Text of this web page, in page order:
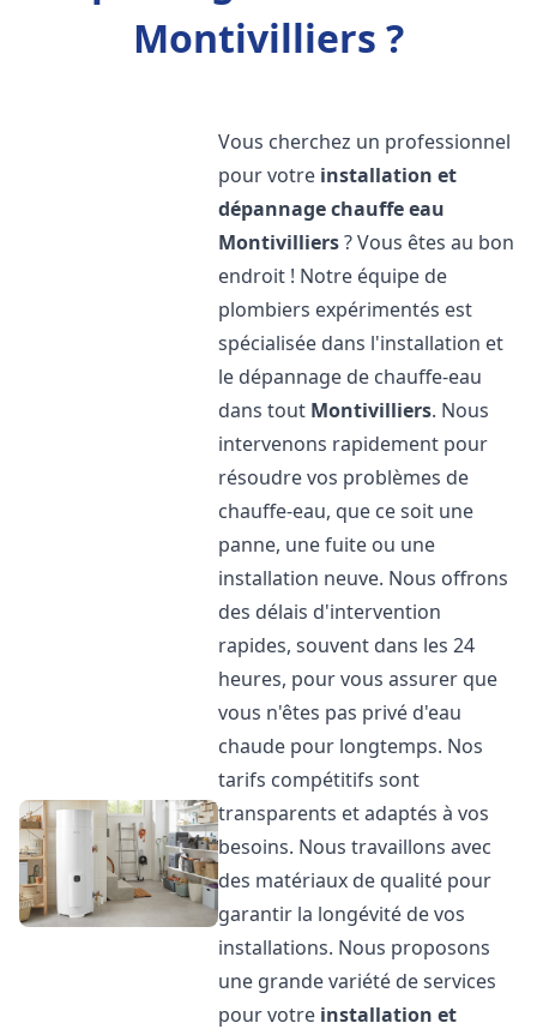
Montivilliers ?
Vous cherchez un professionnel
pour votre installation et
dépannage chauffe eau
Montivilliers? Vous êtes au bon
endroit ! Notre équipe de
plombiers expérimentés est
spécialisée dans l'installation et
le dépannage de chauffe-eau
dans tout Montivilliers. Nous
intervenons rapidement pour
résoudre vos problèmes de
chauffe-eau, que ce soit une
panne, une fuite ou une
installation neuve. Nous offrons
des délais d'intervention
rapides, souvent dans les 24
heures, pour vous assurer que
vous n'êtes pas privé d'eau
chaude pour longtemps. Nos
tarifs compétitifs sont
transparents et adaptés à vos
besoins. Nous travaillons avec
des matériaux de qualité pour
garantir la longévité de vos
installations. Nous proposons
une grande variété de services
pour votre installation et